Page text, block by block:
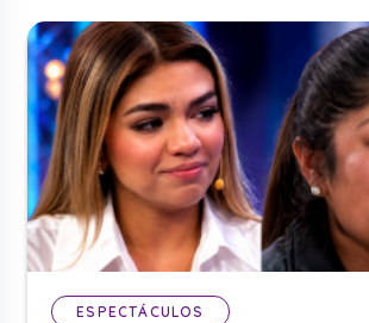
ESPECTÁCULOS